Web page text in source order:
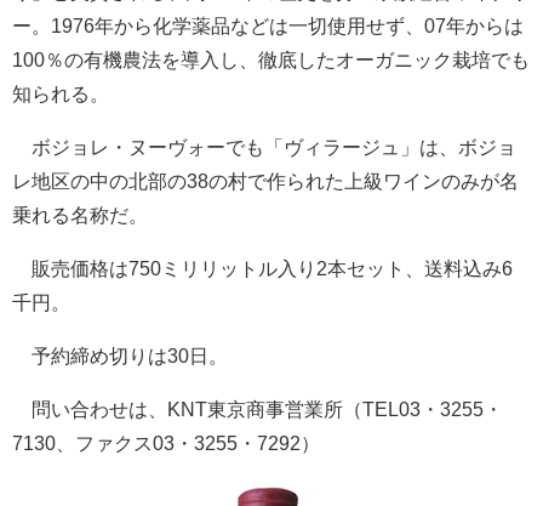
ー。1976年から化学薬品などは一切使用せず、07年からは
100％の有機農法を導入し、徹底したオーガニック栽培でも
知られる。
ボジョレ・ヌーヴォーでも「ヴィラージュ」は、ボジョ
レ地区の中の北部の38の村で作られた上級ワインのみが名
乗れる名称だ。
販売価格は750ミリリットル入り2本セット、送料込み6
千円。
予約締め切りは30日。
問い合わせは、KNT東京商事営業所（TEL03・3255・
7130、ファクス03・3255・7292）